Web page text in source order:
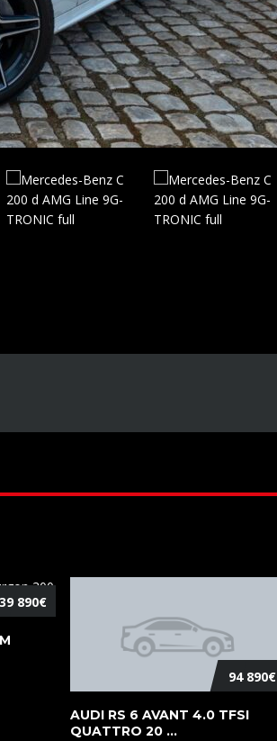
39 890€
94 890€
AUDI RS 6 AVANT 4.0 TFSI
QUATTRO 20 ...